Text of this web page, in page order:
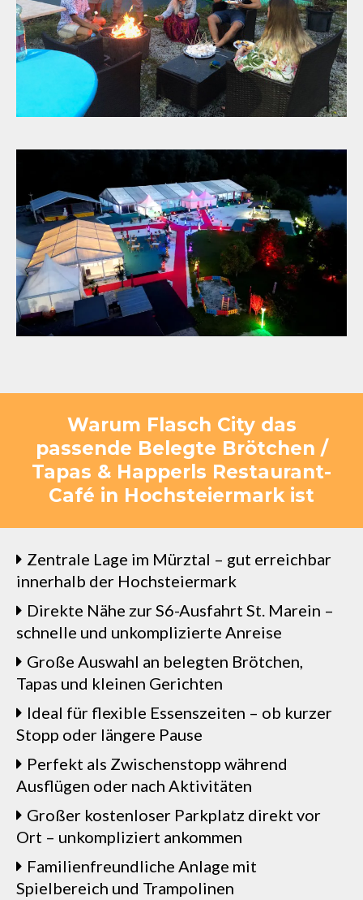
Warum Flasch City das
passende Belegte Brötchen /
Tapas & Happerls Restaurant-
Café in Hochsteiermark ist
Zentrale Lage im Mürztal – gut erreichbar
innerhalb der Hochsteiermark
Direkte Nähe zur S6-Ausfahrt St. Marein –
schnelle und unkomplizierte Anreise
Große Auswahl an belegten Brötchen,
Tapas und kleinen Gerichten
Ideal für flexible Essenszeiten – ob kurzer
Stopp oder längere Pause
Perfekt als Zwischenstopp während
Ausflügen oder nach Aktivitäten
Großer kostenloser Parkplatz direkt vor
Ort – unkompliziert ankommen
Familienfreundliche Anlage mit
Spielbereich und Trampolinen